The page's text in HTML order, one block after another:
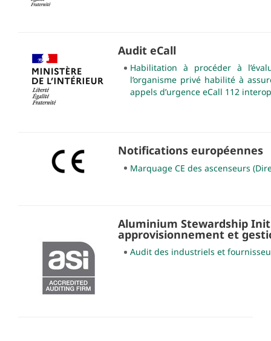
Audit eCall
Habilitation à procéder à
l’organisme privé habilité à
appels d’urgence eCall 112
Notifications européennes
Marquage CE des ascenseurs
Aluminium Stewardship
approvisionnement et
Audit des industriels et